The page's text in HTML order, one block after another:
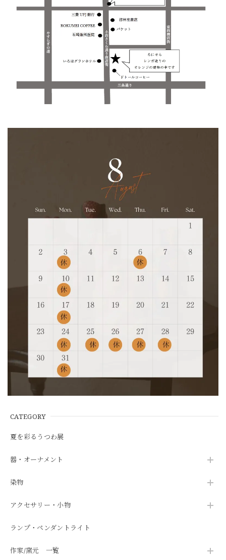
CATEGORY
夏を彩るうつわ展
器・オーナメント
染物
アクセサリー・小物
ランプ・ペンダントライト
作家/窯元 一覧